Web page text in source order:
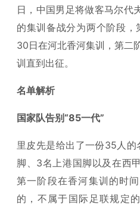
日，中国男足将做客马尔代
的集训备战分为两个阶段
30日在河北香河集训，第二
训直到出征。
名单解析
国家队告别“85一代”
里皮先是给出了一份35人
脚、3名上港国脚以及在西
第一阶段在香河集训的时
的，不属于国际足联规定